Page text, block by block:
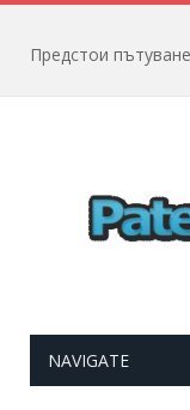
NAVIGATE